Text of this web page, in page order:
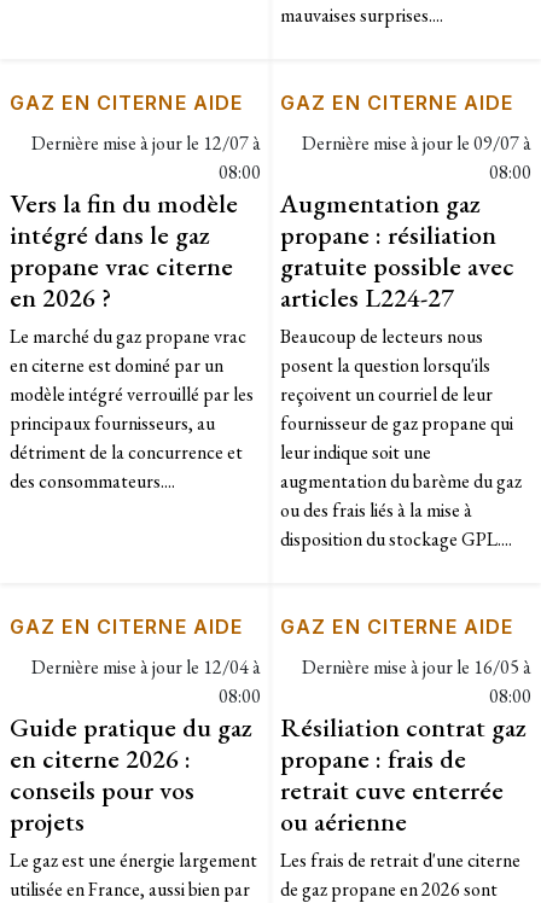
mauvaises surprises....
GAZ EN CITERNE AIDE
Dernière mise à jour le 12/07 à
08:00
Vers la fin du modèle
intégré dans le gaz
propane vrac citerne
en 2026 ?
Le marché du gaz propane vrac
en citerne est dominé par un
modèle intégré verrouillé par les
principaux fournisseurs, au
détriment de la concurrence et
des consommateurs....
GAZ EN CITERNE AIDE
Dernière mise à jour le09/07 à
08:00
Augmentation gaz
propane : résiliation
gratuite possible avec
articles L224-27
Beaucoup de lecteurs nous
posent la question lorsqu'ils
reçoivent un courriel de leur
fournisseur de gaz propane qui
leur indique soit une
augmentation du barème du gaz
ou des frais liés à la mise à
disposition du stockage GPL....
GAZ EN CITERNE AIDE
Dernière mise à jour le 12/04 à
08:00
Guide pratique du gaz
en citerne 2026 :
conseils pour vos
projets
Le gaz est une énergie largement
utilisée en France, aussi bien par
GAZ EN CITERNE AIDE
Dernière mise à jour le 16/05 à
08:00
Résiliation contrat gaz
propane : frais de
retrait cuve enterrée
ou aérienne
Les frais de retrait d'une citerne
de gaz propane en 2026 sont